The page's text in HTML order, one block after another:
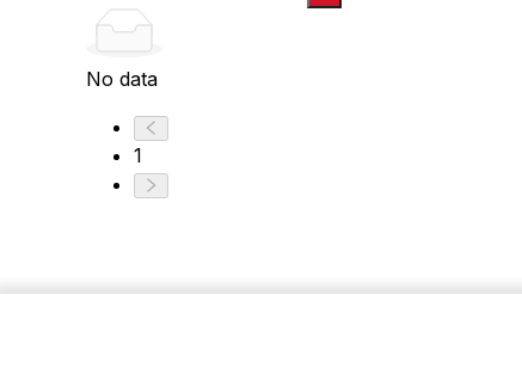
No data
1